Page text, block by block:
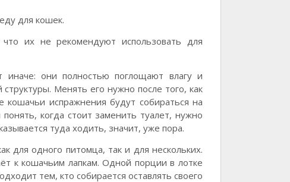
для кошек.
их не рекомендуют использовать для
они полностью поглощают влагу и
Менять его нужно после того, как
испражнения будут собираться на
когда стоит заменить туалет, нужно
туда ходить, значит, уже пора.
для одного питомца, так и для нескольких.
к кошачьим лапкам. Одной порции в лотке
тем, кто собирается оставлять своего